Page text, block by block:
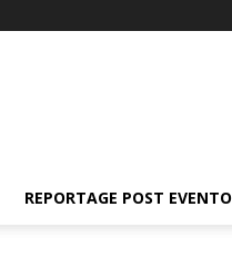
REPORTAGE POST EVENTO